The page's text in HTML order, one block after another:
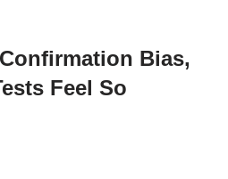
Bias,
Feel So